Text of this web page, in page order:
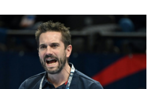
BMD 1.152259
BND 1.477175
BOB 13.933413
BRL 5.903372
BSD 1.151975
BTN 109.6322
BWP 15.580254